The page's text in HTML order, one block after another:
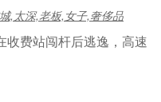
,太深,老板,女子,奢侈品